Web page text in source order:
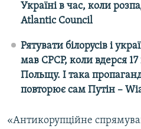
Україні в час, коли
Atlantic Council
Рятувати білорусів і
мав СРСР, коли вдерся 17
Польщу. І така
повторює сам Путін –
«Антикорупційне